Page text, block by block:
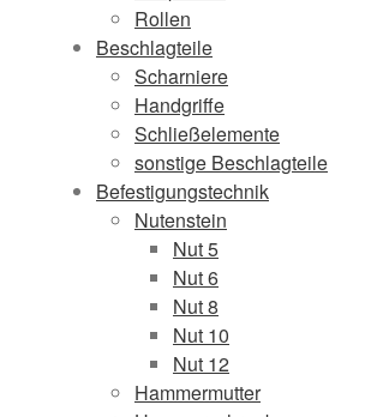
Rollen
Beschlagteile
Scharniere
Handgriffe
Schließelemente
sonstige Beschlagteile
Befestigungstechnik
Nutenstein
Nut 5
Nut 6
Nut 8
Nut 10
Nut 12
Hammermutter